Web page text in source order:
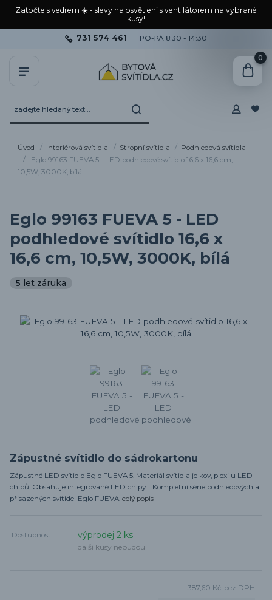
Zatočte s vedrem ☀️ - slevy na osvětlení s ventilátorem na vybrané
kusy!
731 574 461 PO-PÁ 8:30 - 14:30
0
Úvod Interiérová svítidla Stropní svítidla
Podhledová svítidla
Eglo 99163 FUEVA 5 - LED podhledové svítidlo 16,6 x 16,6 cm,
10,5W, 3000K, bílá
Eglo 99163 FUEVA 5 - LED
podhledové svítidlo 16,6 x
16,6 cm, 10,5W, 3000K, bílá
5 let záruka
Zápustné svítidlo do sádrokartonu
Zápustné LED svítidlo Eglo FUEVA 5. Materiál svítidla je kov, plexi u LED
chipů. Obsahuje integrované LED chipy. Kompletní série podhledových a
přisazených svítidel Eglo FUEVA. celý popis
Dostupnost výprodej 2 ks
další kusy nebudou
387,60 Kč bez DPH